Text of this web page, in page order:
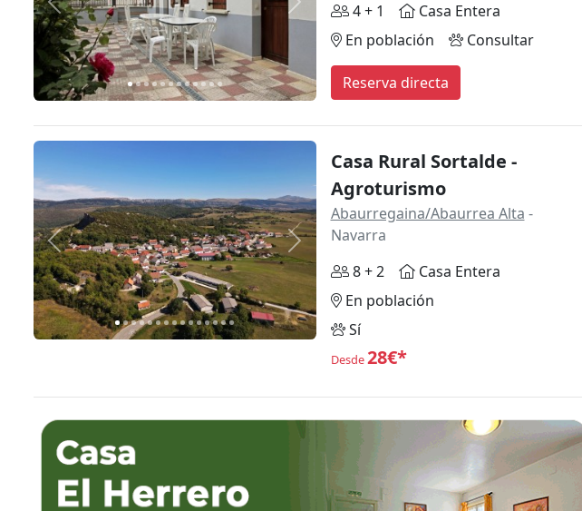
Anterior Siguiente4 + 1
Casa Entera
En población
Consultar
Reserva directa
Anterior Siguiente
Casa Rural Sortalde -
Agroturismo
Abaurregaina/Abaurrea Alta -
Navarra
8 + 2
Casa Entera
En población
Sí
Desde28€*